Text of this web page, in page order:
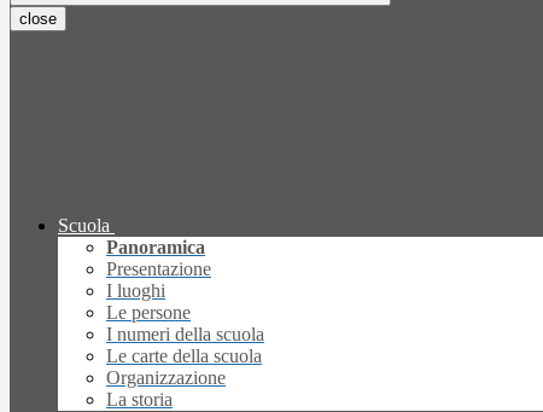
close
Scuola
Panoramica
Presentazione
I luoghi
Le persone
I numeri della scuola
Le carte della scuola
Organizzazione
La storia